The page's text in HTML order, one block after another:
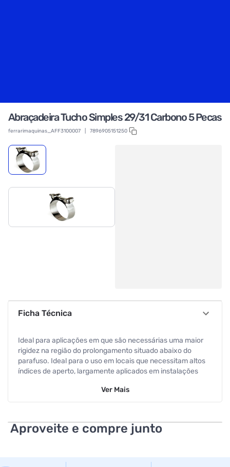
Abraçadeira Tucho Simples 29/31 Carbono 5 Pecas
ferrarimaquinas_AFF3100007 7896905151250
Ficha Técnica
Ideal para aplicações em que são necessárias uma maior
rigidez na região do prolongamento situado abaixo do
parafuso. Ideal para o uso em locais que necessitam altos
índices de aperto, largamente aplicados em instalações
em névoa salina. Material: Aço carbono SAE 1010/1020
Ver Mais
Aproveite e compre junto